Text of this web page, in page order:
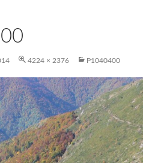
4224 × 2376 P1040400